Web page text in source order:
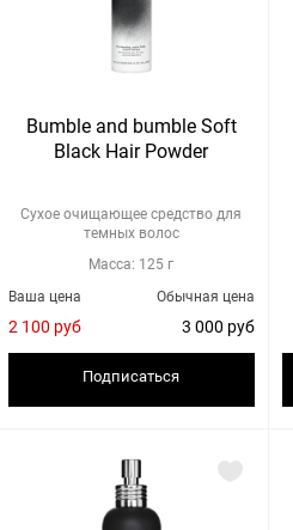
Bumble and bumble Soft
Black Hair Powder
Сухое очищающее средство для
темных волос
Масса: 125 г
Обычная цена
3 000 руб
Ваша цена
2 100 руб
Подписаться